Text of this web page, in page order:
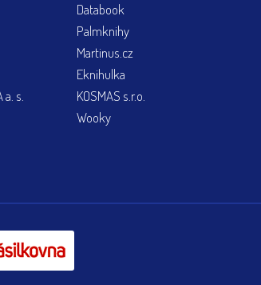
s.
Databook
Palmknihy
Martinus.cz
Eknihulka
KOSMAS s.r.o.
Wooky